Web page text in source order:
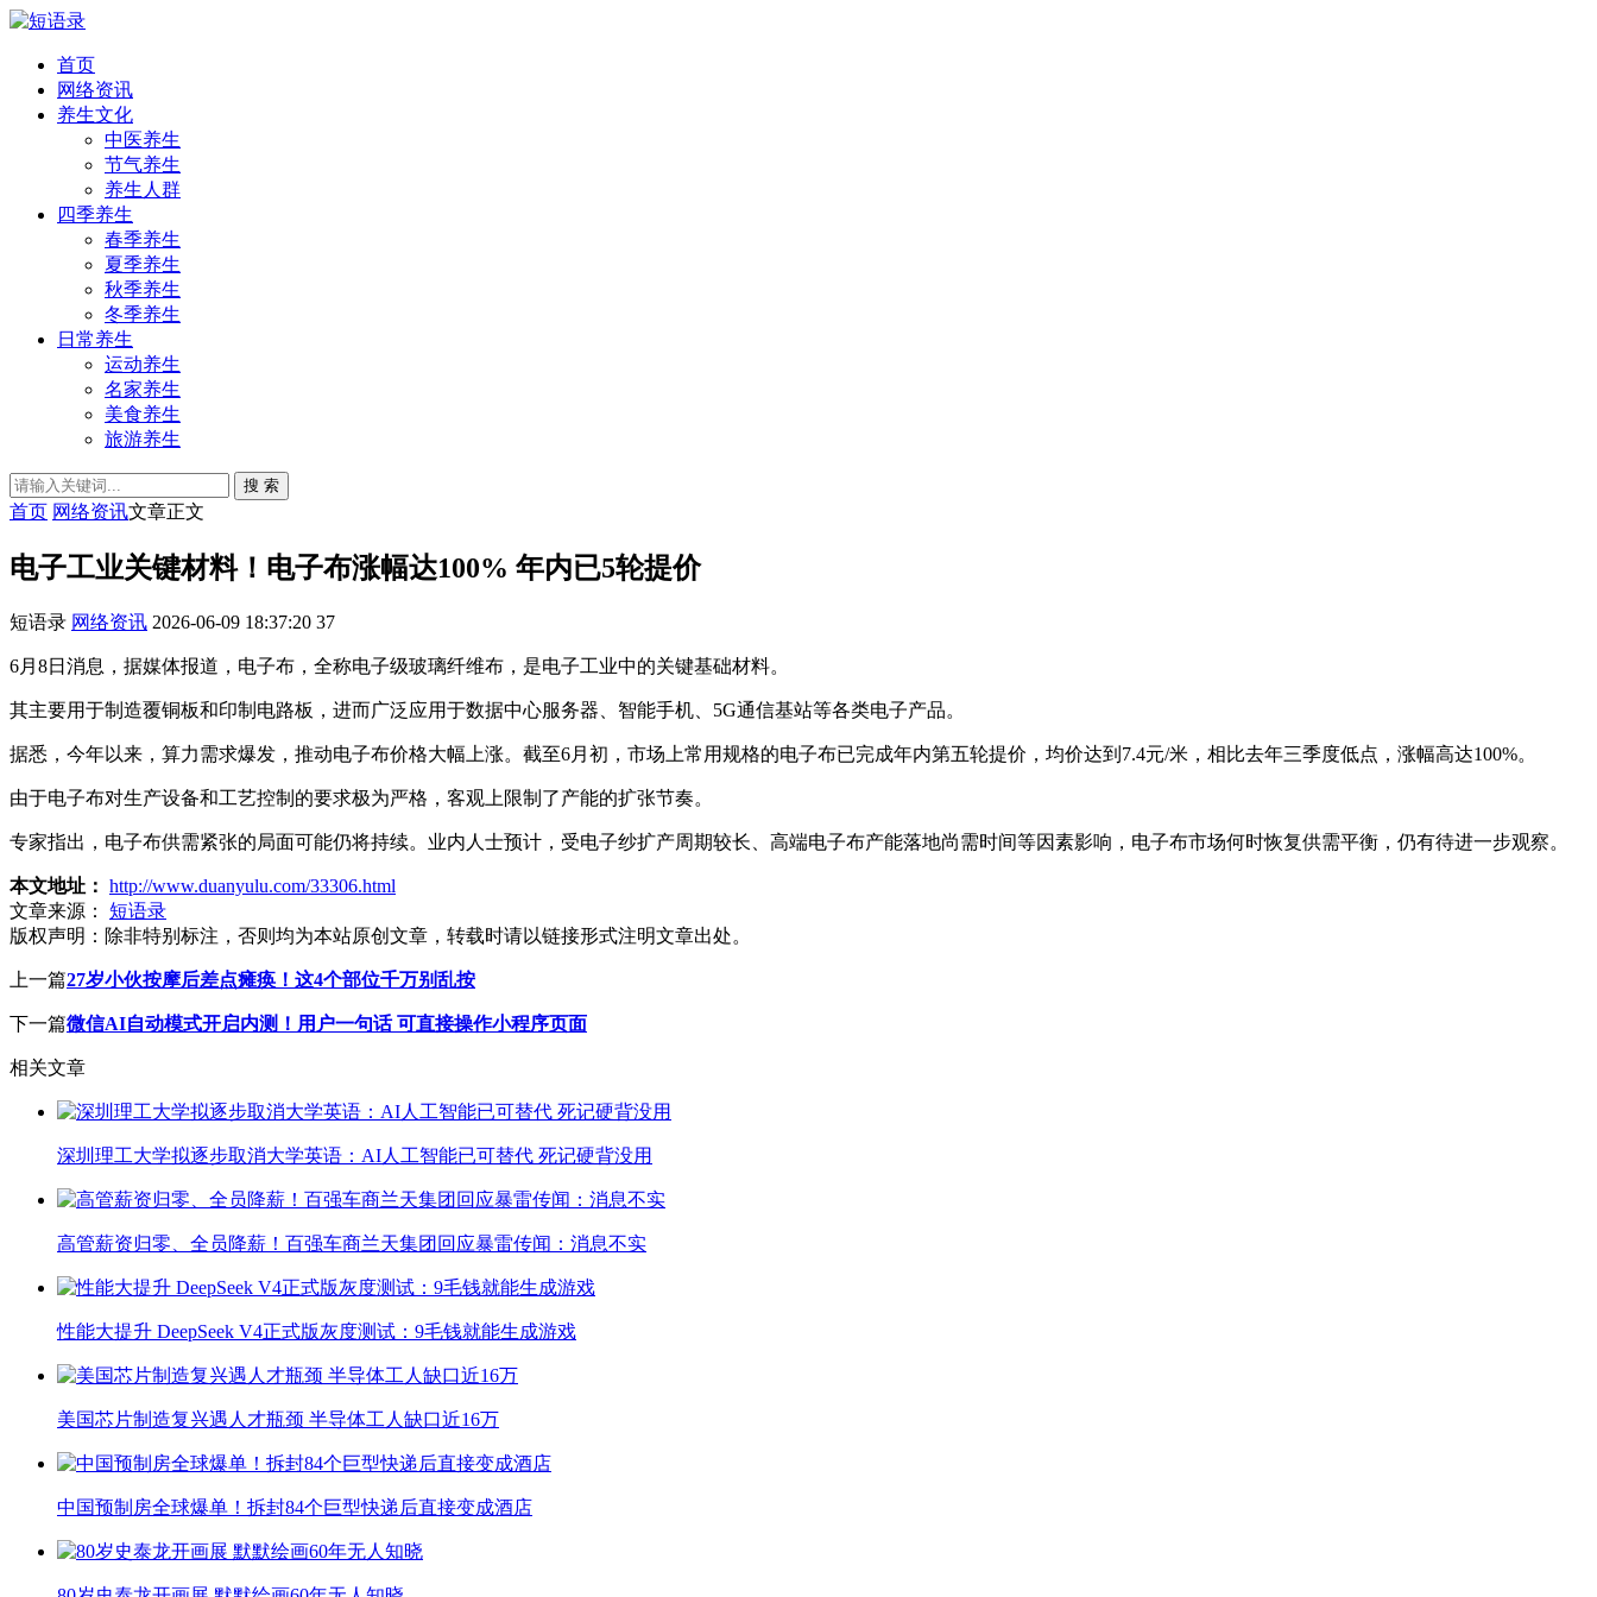
首页
网络资讯
养生文化
中医养生
节气养生
养生人群
四季养生
春季养生
夏季养生
秋季养生
冬季养生
日常养生
运动养生
名家养生
美食养生
旅游养生
搜 索
首页 网络资讯文章正文
电子工业关键材料！电子布涨幅达100% 年内已5轮提价
短语录 网络资讯 2026-06-09 18:37:20 37
6月8日消息，据媒体报道，电子布，全称电子级玻璃纤维布，是电子工业中的关键基础材料。
其主要用于制造覆铜板和印制电路板，进而广泛应用于数据中心服务器、智能手机、5G通信基站等各类电子产品。
据悉，今年以来，算力需求爆发，推动电子布价格大幅上涨。截至6月初，市场上常用规格的电子布已完成年内第五轮提价，均价达到7.4元/米，相比去年三季度低点，涨幅高达100%。
由于电子布对生产设备和工艺控制的要求极为严格，客观上限制了产能的扩张节奏。
专家指出，电子布供需紧张的局面可能仍将持续。业内人士预计，受电子纱扩产周期较长、高端电子布产能落地尚需时间等因素影响，电子布市场何时恢复供需平衡，仍有待进一步观察。
本文地址： http://www.duanyulu.com/33306.html
文章来源：
短语录
版权声明： 除非特别标注，否则均为本站原创文章，转载时请以链接形式注明文章出处。
上一篇27岁小伙按摩后差点瘫痪！这4个部位千万别乱按
下一篇微信AI自动模式开启内测！用户一句话 可直接操作小程序页面
相关文章
深圳理工大学拟逐步取消大学英语：AI人工智能已可替代 死记硬背没用
高管薪资归零、全员降薪！百强车商兰天集团回应暴雷传闻：消息不实
性能大提升 DeepSeek V4正式版灰度测试：9毛钱就能生成游戏
美国芯片制造复兴遇人才瓶颈 半导体工人缺口近16万
中国预制房全球爆单！拆封84个巨型快递后直接变成酒店